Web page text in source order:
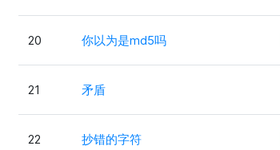
20 你以为是md5吗
21 矛盾
22 抄错的字符